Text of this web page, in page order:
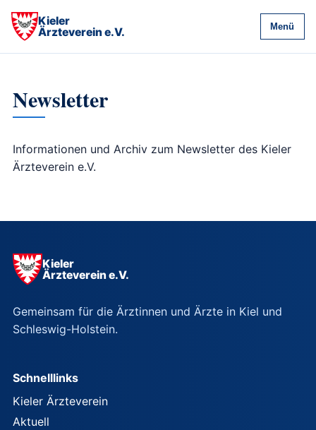
Kieler
Ärzteverein e.V.
Menü
Newsletter
Informationen und Archiv zum Newsletter des Kieler
Ärzteverein e.V.
Kieler
Ärzteverein e.V.
Gemeinsam für die Ärztinnen und Ärzte in Kiel und
Schleswig-Holstein.
Schnelllinks
Kieler Ärzteverein
Aktuell